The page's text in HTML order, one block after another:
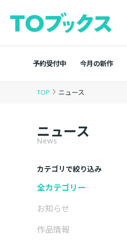
予約受付中 今月の新作
TOP ニュース
ニュース
News
カテゴリで絞り込み
全カテゴリー
お知らせ
作品情報